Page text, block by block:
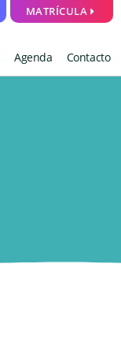
MATRÍCULA
Agenda Contacto